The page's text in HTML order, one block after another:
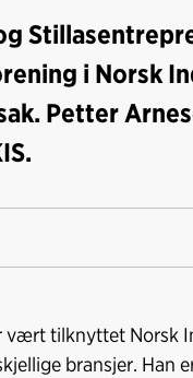
i Norsk
Petter
vært tilknyttet Norsk
bransjer. Han